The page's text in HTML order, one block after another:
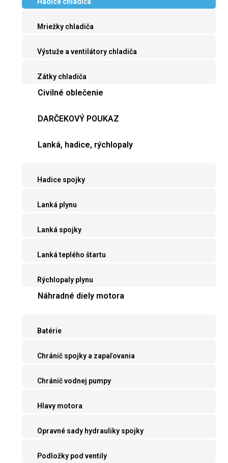
Mriežky chladiča
Výstuže a ventilátory chladiča
Zátky chladiča
Civilné oblečenie
DARČEKOVÝ POUKAZ
Lanká, hadice, rýchlopaly
Hadice spojky
Lanká plynu
Lanká spojky
Lanká teplého štartu
Rýchlopaly plynu
Náhradné diely motora
Batérie
Chránič spojky a zapaľovania
Chránič vodnej pumpy
Hlavy motora
Opravné sady hydrauliky spojky
Podložky pod ventily